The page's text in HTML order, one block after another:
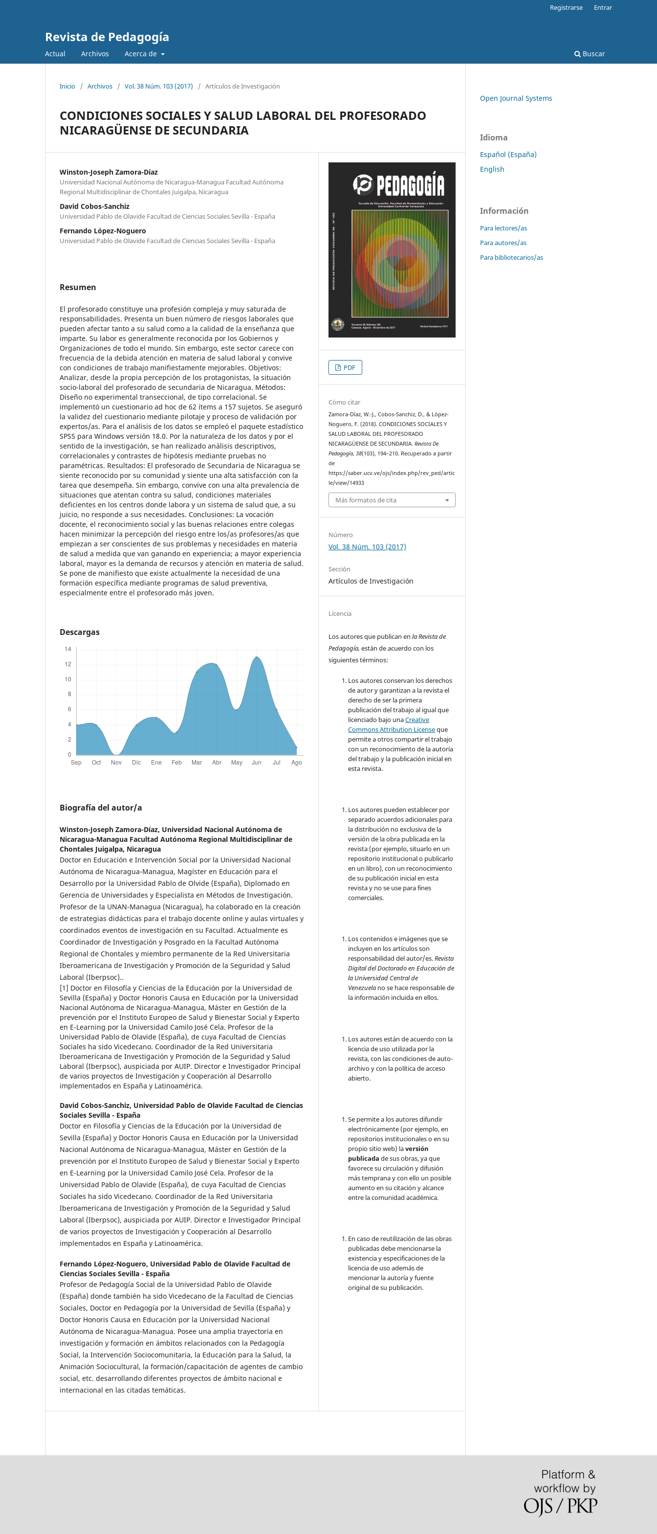
Revista de Pedagogía
Actual Archivos Acerca de Buscar
Registrarse Entrar
Inicio / Archivos / Vol. 38 Núm. 103 (2017) / Artículos de Investigación
CONDICIONES SOCIALES Y SALUD LABORAL DEL PROFESORADO
NICARAGÜENSE DE SECUNDARIA
Winston-Joseph Zamora-Díaz
Universidad Nacional Autónoma de Nicaragua-Managua Facultad Autónoma
Regional Multidisciplinar de Chontales Juigalpa, Nicaragua
David Cobos-Sanchiz
Universidad Pablo de Olavide Facultad de Ciencias Sociales Sevilla - España
Fernando López-Noguero
Universidad Pablo de Olavide Facultad de Ciencias Sociales Sevilla - España
Resumen
El profesorado constituye una profesión compleja y muy saturada de
responsabilidades. Presenta un buen número de riesgos laborales que
pueden afectar tanto a su salud como a la calidad de la enseñanza que
imparte. Su labor es generalmente reconocida por los Gobiernos y
Organizaciones de todo el mundo. Sin embargo, este sector carece con
frecuencia de la debida atención en materia de salud laboral y convive
con condiciones de trabajo manifiestamente mejorables. Objetivos:
Analizar, desde la propia percepción de los protagonistas, la situación
socio-laboral del profesorado de secundaria de Nicaragua. Métodos:
Diseño no experimental transeccional, de tipo correlacional. Se
implementó un cuestionario ad hoc de 62 ítems a 157 sujetos. Se aseguró
la validez del cuestionario mediante pilotaje y proceso de validación por
expertos/as. Para el análisis de los datos se empleó el paquete estadístico
SPSS para Windows versión 18.0. Por la naturaleza de los datos y por el
sentido de la investigación, se han realizado análisis descriptivos,
correlacionales y contrastes de hipótesis mediante pruebas no
paramétricas. Resultados: El profesorado de Secundaria de Nicaragua se
siente reconocido por su comunidad y siente una alta satisfacción con la
tarea que desempeña. Sin embargo, convive con una alta prevalencia de
situaciones que atentan contra su salud, condiciones materiales
deficientes en los centros donde labora y un sistema de salud que, a su
juicio, no responde a sus necesidades. Conclusiones: La vocación
docente, el reconocimiento social y las buenas relaciones entre colegas
hacen minimizar la percepción del riesgo entre los/as profesores/as que
empiezan a ser conscientes de sus problemas y necesidades en materia
de salud a medida que van ganando en experiencia; a mayor experiencia
laboral, mayor es la demanda de recursos y atención en materia de salud.
Se pone de manifiesto que existe actualmente la necesidad de una
formación específica mediante programas de salud preventiva,
especialmente entre el profesorado más joven.
Descargas
Biografía del autor/a
Winston-Joseph Zamora-Díaz, Universidad Nacional Autónoma de
Nicaragua-Managua Facultad Autónoma Regional Multidisciplinar de
Chontales Juigalpa, Nicaragua
Doctor en Educación e Intervención Social por la Universidad Nacional
Autónoma de Nicaragua-Managua, Magíster en Educación para el
Desarrollo por la Universidad Pablo de Olvide (España), Diplomado en
Gerencia de Universidades y Especialista en Métodos de Investigación.
Profesor de la UNAN-Managua (Nicaragua), ha colaborado en la creación
de estrategias didácticas para el trabajo docente online y aulas virtuales y
coordinados eventos de investigación en su Facultad. Actualmente es
Coordinador de Investigación y Posgrado en la Facultad Autónoma
Regional de Chontales y miembro permanente de la Red Universitaria
Iberoamericana de Investigación y Promoción de la Seguridad y Salud
Laboral (Iberpsoc)..
[1] Doctor en Filosofía y Ciencias de la Educación por la Universidad de
Sevilla (España) y Doctor Honoris Causa en Educación por la Universidad
Nacional Autónoma de Nicaragua-Managua, Máster en Gestión de la
prevención por el Instituto Europeo de Salud y Bienestar Social y Experto
en E-Learning por la Universidad Camilo José Cela. Profesor de la
Universidad Pablo de Olavide (España), de cuya Facultad de Ciencias
Sociales ha sido Vicedecano. Coordinador de la Red Universitaria
Iberoamericana de Investigación y Promoción de la Seguridad y Salud
Laboral (Iberpsoc), auspiciada por AUIP. Director e Investigador Principal
de varios proyectos de Investigación y Cooperación al Desarrollo
implementados en España y Latinoamérica.
David Cobos-Sanchiz, Universidad Pablo de Olavide Facultad de Ciencias
Sociales Sevilla - España
Doctor en Filosofía y Ciencias de la Educación por la Universidad de
Sevilla (España) y Doctor Honoris Causa en Educación por la Universidad
Nacional Autónoma de Nicaragua-Managua, Máster en Gestión de la
prevención por el Instituto Europeo de Salud y Bienestar Social y Experto
en E-Learning por la Universidad Camilo José Cela. Profesor de la
Universidad Pablo de Olavide (España), de cuya Facultad de Ciencias
Sociales ha sido Vicedecano. Coordinador de la Red Universitaria
Iberoamericana de Investigación y Promoción de la Seguridad y Salud
Laboral (Iberpsoc), auspiciada por AUIP. Director e Investigador Principal
de varios proyectos de Investigación y Cooperación al Desarrollo
implementados en España y Latinoamérica.
Fernando López-Noguero, Universidad Pablo de Olavide Facultad de
Ciencias Sociales Sevilla - España
Profesor de Pedagogía Social de la Universidad Pablo de Olavide
(España) donde también ha sido Vicedecano de la Facultad de Ciencias
Sociales, Doctor en Pedagogía por la Universidad de Sevilla (España) y
Doctor Honoris Causa en Educación por la Universidad Nacional
Autónoma de Nicaragua-Managua. Posee una amplia trayectoria en
investigación y formación en ámbitos relacionados con la Pedagogía
Social, la Intervención Sociocomunitaria, la Educación para la Salud, la
Animación Sociocultural, la formación/capacitación de agentes de cambio
social, etc. desarrollando diferentes proyectos de ámbito nacional e
internacional en las citadas temáticas.
PDF
Cómo citar
Zamora-Díaz, W.-J., Cobos-Sanchiz, D., & López-
Noguero, F. (2018). CONDICIONES SOCIALES Y
SALUD LABORAL DEL PROFESORADO
NICARAGÜENSE DE SECUNDARIA.Revista De
Pedagogía,38(103), 194–210. Recuperado a partir
de
https://saber.ucv.ve/ojs/index.php/rev_ped/artic
le/view/14933
Más formatos de cita
Número
Vol. 38 Núm. 103 (2017)
Sección
Artículos de Investigación
Licencia
Los autores que publican enla Revista de
Pedagogía,están de acuerdo con los
siguientes términos:
Los autores conservan los derechos
de autor y garantizan a la revista el
derecho de ser la primera
publicación del trabajo al igual que
licenciado bajo unaCreative
Commons Attribution Licenseque
permite a otros compartir el trabajo
con un reconocimiento de la autoría
del trabajo y la publicación inicial en
esta revista.
Los autores pueden establecer por
separado acuerdos adicionales para
la distribución no exclusiva de la
versión de la obra publicada en la
revista (por ejemplo, situarlo en un
repositorio institucional o publicarlo
en un libro), con un reconocimiento
de su publicación inicial en esta
revista y no se use para fines
comerciales.
Los contenidos e imágenes que se
incluyen en los artículos son
responsabilidad del autor/es.Revista
Digital del Doctorado en Educación de
la Universidad Central de
Venezuela no se hace responsable de
la información incluida en ellos.
Los autores están de acuerdo con la
licencia de uso utilizada por la
revista, con las condiciones de auto-
archivo y con la política de acceso
abierto.
Se permite a los autores difundir
electrónicamente (por ejemplo, en
repositorios institucionales o en su
propio sitio web) laversión
publicada de sus obras, ya que
favorece su circulación y difusión
más temprana y con ello un posible
aumento en su citación y alcance
entre la comunidad académica.
En caso de reutilización de las obras
publicadas debe mencionarse la
existencia y especificaciones de la
licencia de uso además de
mencionar la autoría y fuente
original de su publicación.
Open Journal Systems
Idioma
Español (España)
English
Información
Para lectores/as
Para autores/as
Para bibliotecarios/as